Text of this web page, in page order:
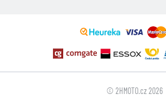
© 2HMOTO.cz 2026